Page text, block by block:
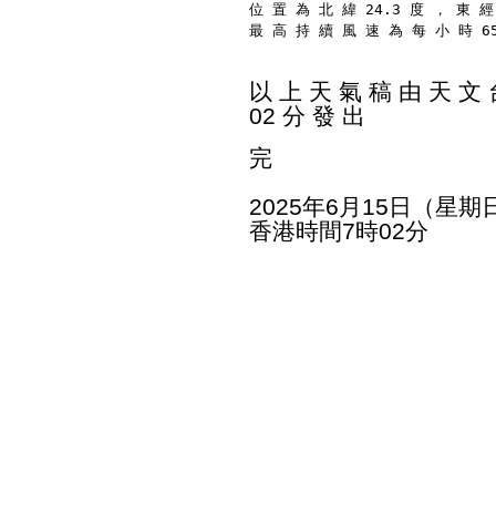
位 置 為 北 緯 24.3 度 ， 東
最 高 持 續 風 速 為 每 小 時
以 上 天 氣 稿 由 天 文
02 分 發 出
完
2025年6月15日（星期
香港時間7時02分